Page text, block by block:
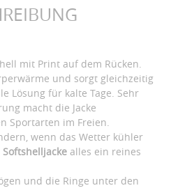
mit Print auf dem Rücken.
und sorgt gleichzeitig
Lösung für kalte Tage. Sehr
macht die Jacke
Sportarten im Freien.
wenn das Wetter kühler
Softshelljacke alles ein reines
und die Ringe unter den